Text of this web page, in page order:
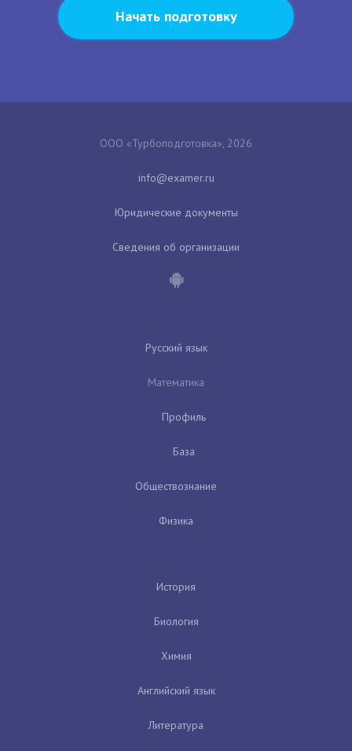
Начать подготовку
ООО «Турбоподготовка», 2026
Юридические документы
Сведения об организации
Русский язык
Математика
Профиль
База
Обществознание
Физика
История
Биология
Химия
Английский язык
Литература